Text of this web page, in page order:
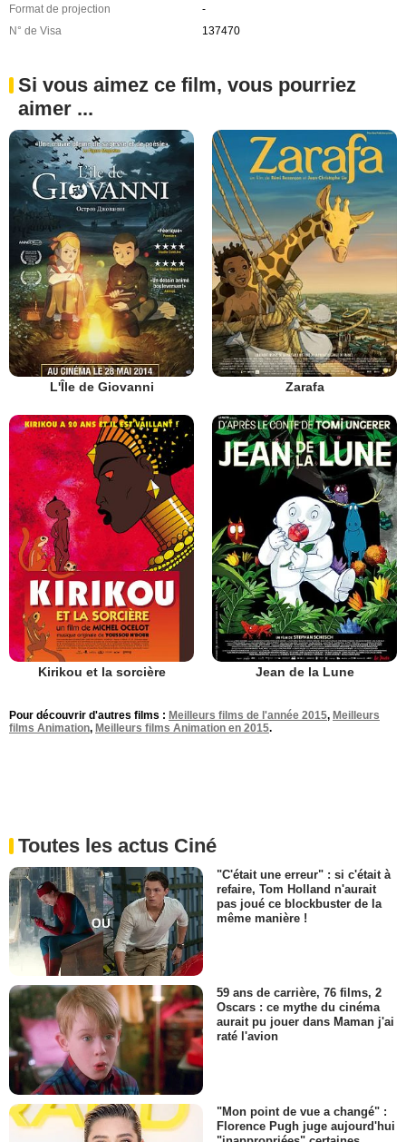
Format de projection
-
N° de Visa
137470
Si vous aimez ce film, vous pourriez
aimer ...
L'Île de Giovanni Zarafa
Kirikou et la sorcière Jean de la Lune
Pour découvrir d'autres films : Meilleurs films de l'année 2015, Meilleurs
films Animation, Meilleurs films Animation en 2015.
Toutes les actus Ciné
"C'était une erreur" : si c'était à
refaire, Tom Holland n'aurait
pas joué ce blockbuster de la
même manière !
59 ans de carrière, 76 films, 2
Oscars : ce mythe du cinéma
aurait pu jouer dans Maman j'ai
raté l'avion
"Mon point de vue a changé" :
Florence Pugh juge aujourd'hui